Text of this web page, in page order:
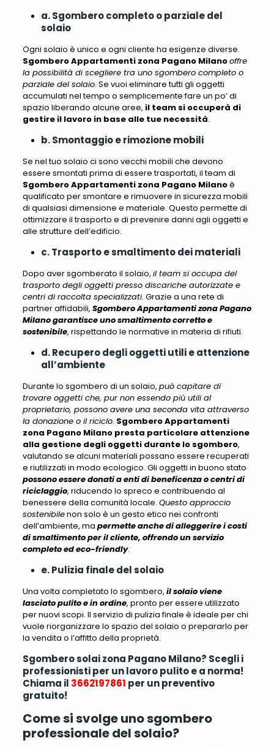
a. Sgombero completo o parziale del
solaio
Ogni solaio è unico e ogni cliente ha esigenze diverse.
Sgombero Appartamenti zona Pagano Milanooffre
la possibilità di scegliere tra uno sgombero completo o
parziale del solaio. Se vuoi eliminare tutti gli oggetti
accumulati nel tempo o semplicemente fare un po’ di
spazio liberando alcune aree, il team si occuperà di
gestire il lavoro in base alle tue necessità.
b. Smontaggio e rimozione mobili
Se nel tuo solaio ci sono vecchi mobili che devono
essere smontati prima di essere trasportati, il team di
Sgombero Appartamenti zona Pagano Milanoè
qualificato per smontare e rimuovere in sicurezza mobili
di qualsiasi dimensione e materiale. Questo permette di
ottimizzare il trasporto e di prevenire danni agli oggetti e
alle strutture dell’edificio.
c. Trasporto e smaltimento dei materiali
Dopo aver sgomberato il solaio, il team si occupa del
trasporto degli oggetti presso discariche autorizzate e
centri di raccolta specializzati. Grazie a una rete di
partner affidabili, Sgombero Appartamenti zona Pagano
Milano garantisce uno smaltimento corretto e
sostenibile, rispettando le normative in materia di rifiuti.
d. Recupero degli oggetti utili e attenzione
all’ambiente
Durante lo sgombero di un solaio, può capitare di
trovare oggetti che, pur non essendo più utili al
proprietario, possono avere una seconda vita attraverso
la donazione o il riciclo. Sgombero Appartamenti
zona Pagano Milano presta particolare attenzione
alla gestione degli oggetti durante lo sgombero,
valutando se alcuni materiali possano essere recuperati
e riutilizzati in modo ecologico. Gli oggetti in buono stato
possono essere donati a enti di beneficenza o centri di
riciclaggio, riducendo lo spreco e contribuendo al
benessere della comunità locale. Questo approccio
sostenibilenon solo è un gesto etico nei confronti
dell’ambiente, ma permette anche di alleggerire i costi
di smaltimento per il cliente, offrendo un servizio
completo ed eco-friendly.
e. Pulizia finale del solaio
Una volta completato lo sgombero, il solaio viene
lasciato pulito e in ordine, pronto per essere utilizzato
per nuovi scopi. Il servizio di pulizia finale è ideale per chi
vuole riorganizzare lo spazio del solaio o prepararlo per
la vendita o l’affitto della proprietà.
Sgombero solai zona Pagano Milano? Scegli i
professionisti per un lavoro pulito e a norma!
Chiama il 3662197861 per un preventivo
gratuito!
Come si svolge uno sgombero
professionale del solaio?